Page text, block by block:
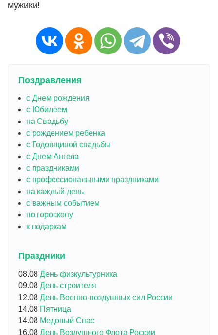
мужики!
Поздравления
с Днем рождения
с Юбилеем
на Свадьбу
с рождением ребенка
с Годовщиной свадьбы
с Днем Ангела
с праздниками
с профессиональными праздниками
на каждый день
с важным событием
по гороскопу
к подаркам
Праздники
08.08 День физкультурника
09.08 День строителя
12.08 День Военно-воздушных сил России
14.08 Пятница
14.08 Медовый Спас
16.08 День Воздушного Флота России